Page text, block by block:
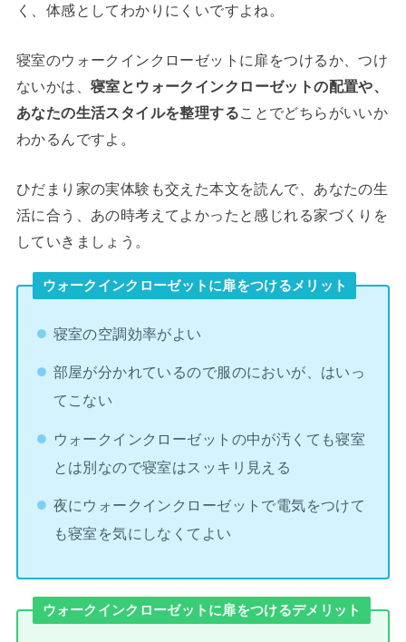
く、体感としてわかりにくいですよね。
寝室のウォークインクローゼットに扉をつけるか、つけ
ないかは、 寝室とウォークインクローゼットの配置や、
あなたの生活スタイルを整理することでどちらがいいか
わかるんですよ。
ひだまり家の実体験も交えた本文を読んで、あなたの生
活に合う、あの時考えてよかったと感じれる家づくりを
していきましょう。
ウォークインクローゼットに扉をつけるメリット
寝室の空調効率がよい
部屋が分かれているので服のにおいが、はいっ
てこない
ウォークインクローゼットの中が汚くても寝室
とは別なので寝室はスッキリ見える
夜にウォークインクローゼットで電気をつけて
も寝室を気にしなくてよい
ウォークインクローゼットに扉をつけるデメリット